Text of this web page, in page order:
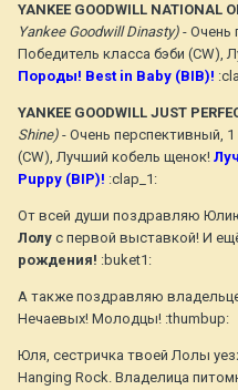
YANKEE GOODWILL NATIONAL
Yankee Goodwill Dinasty) - Очень
Победитель класса бэби (CW),
Породы! Best in Baby (BIB)!
YANKEE GOODWILL JUST
Shine) - Очень перспективный,
(CW), Лучший кобель щенок!
Puppy (BIP)! :clap_1:
От всей души поздравляю
Лолу с первой выставкой! И
рождения! :buket1:
А также поздравляю
Нечаевых! Молодцы! :thumbup:
Юля, сестричка твоей Лолы
Hanging Rock. Владелица